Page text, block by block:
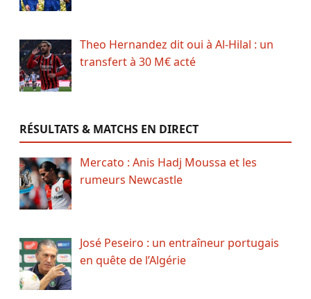
Theo Hernandez dit oui à Al-Hilal : un
transfert à 30 M€ acté
RÉSULTATS & MATCHS EN DIRECT
Mercato : Anis Hadj Moussa et les
rumeurs Newcastle
José Peseiro : un entraîneur portugais
en quête de l’Algérie